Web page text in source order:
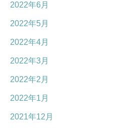
2022年6月
2022年5月
2022年4月
2022年3月
2022年2月
2022年1月
2021年12月